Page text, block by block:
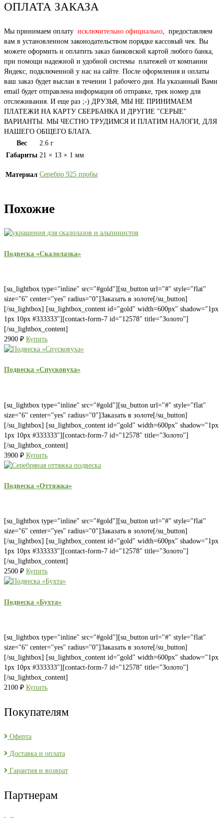
ОПЛАТА ЗАКАЗА
Мы принимаем оплату исключительно официально, предоставляем
вам в установленном законодательством порядке кассовый чек. Вы
можете оформить и оплатить заказ банковской картой любого банка,
при помощи надежной и удобной системы платежей от компании
Яндекс, подключенной у нас на сайте. После оформления и оплаты
ваш заказ будет выслан в течении 1 рабочего дня. На указанный Вами
email будет отправлена информация об отправке, трек номер для
отслеживания. И еще раз ;-) ДРУЗЬЯ, МЫ НЕ ПРИНИМАЕМ
ПЛАТЕЖИ НА КАРТУ СБЕРБАНКА И ДРУГИЕ "СЕРЫЕ"
ВАРИАНТЫ. МЫ ЧЕСТНО ТРУДИМСЯ И ПЛАТИМ НАЛОГИ, ДЛЯ
НАШЕГО ОБЩЕГО БЛАГА.
Вес
2.6 г
Габариты 21 × 13 × 1 мм
Материал Серебро 925 пробы
Похожие
Подвеска «Скалолазка»
[su_lightbox type="inline" src="#gold"][su_button url="#" style="flat"
size="6" center="yes" radius="0"]Заказать в золоте[/su_button]
[/su_lightbox] [su_lightbox_content id="gold" width=600px" shadow="1px
1px 10px #333333"][contact-form-7 id="12578" title="Золото"]
[/su_lightbox_content]
2900 ₽ Купить
Подвеска «Спусковуха»
[su_lightbox type="inline" src="#gold"][su_button url="#" style="flat"
size="6" center="yes" radius="0"]Заказать в золоте[/su_button]
[/su_lightbox] [su_lightbox_content id="gold" width=600px" shadow="1px
1px 10px #333333"][contact-form-7 id="12578" title="Золото"]
[/su_lightbox_content]
3900 ₽ Купить
Подвеска «Оттяжка»
[su_lightbox type="inline" src="#gold"][su_button url="#" style="flat"
size="6" center="yes" radius="0"]Заказать в золоте[/su_button]
[/su_lightbox] [su_lightbox_content id="gold" width=600px" shadow="1px
1px 10px #333333"][contact-form-7 id="12578" title="Золото"]
[/su_lightbox_content]
2500 ₽ Купить
Подвеска «Бухта»
[su_lightbox type="inline" src="#gold"][su_button url="#" style="flat"
size="6" center="yes" radius="0"]Заказать в золоте[/su_button]
[/su_lightbox] [su_lightbox_content id="gold" width=600px" shadow="1px
1px 10px #333333"][contact-form-7 id="12578" title="Золото"]
[/su_lightbox_content]
2100 ₽ Купить
Покупателям
Оферта
Доставка и оплата
Гарантия и возврат
Партнерам